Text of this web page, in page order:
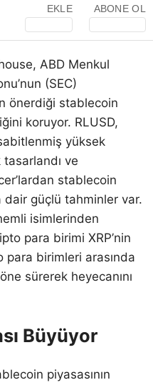
EKLE ABONE OL
ABD Menkul
(SEC)
önerdiği stablecoin
koruyor. RLUSD,
yüksek
ve
stablecoin
dair güçlü tahminler var.
isimlerinden
para birimi XRP’nin
birimleri arasında
sürerek heyecanını
Büyüyor
piyasasının